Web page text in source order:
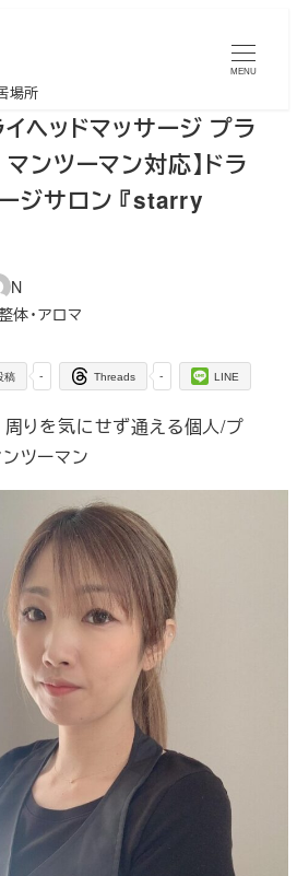
場所
MENU
ヘッドマッサージ プラ
ンツーマン対応】ドラ
ジサロン 『starry
N
体・アロマ
-
稿 -
Threads LINE
りを気にせず通える個人/プ
ツーマン